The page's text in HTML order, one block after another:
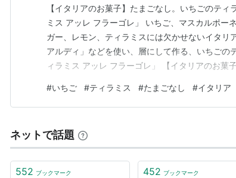
【イタリアのお菓子】たまごなし。いちごのテ
ミス アッレ フラーゴレ」 いちご、マスカルポー
ガー、レモン、ティラミスには欠かせないイタリ
アルディ」などを使い、層にして作る、いちご
ィラミス アッレ フラーゴレ」 【イタリアのお菓
でいただき、ありがとうございます◎ 5…
#いちご #ティラミス #たまごなし #イタリア
ネットで話題
552 ブックマーク 452 ブックマーク